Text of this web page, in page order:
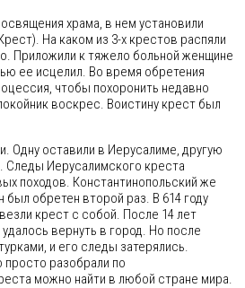
храма, в нем установили
На каком из 3-х крестов распяли
Приложили к тяжело больной женщине
ее исцелил. Во время обретения
чтобы похоронить недавно
воскрес. Воистину крест был
Одну оставили в Иерусалиме, другую
Следы Иерусалимского креста
походов. Константинопольский же
был обретен второй раз. В 614 году
крест с собой. После 14 лет
вернуть в город. Но после
и его следы затерялись.
просто разобрали по
можно найти в любой стране мира.